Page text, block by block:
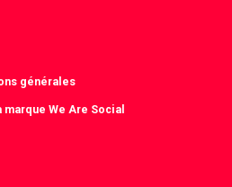
générales
We Are Social